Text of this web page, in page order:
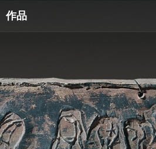
作品